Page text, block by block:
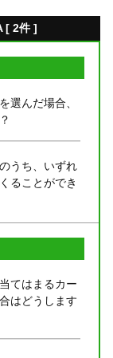
[ 2件 ]
選んだ場合、
うち、いずれ
ることができ
てはまるカー
はどうします